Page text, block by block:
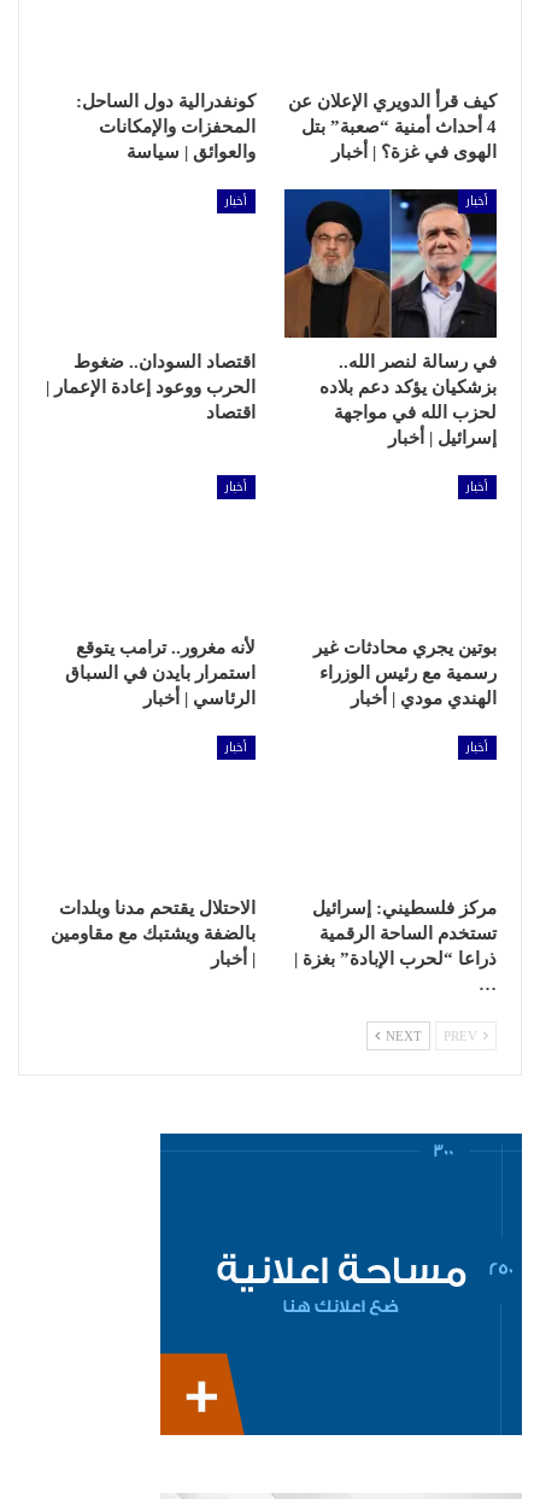
كيف قرأ الدويري الإعلان عن
4 أحداث أمنية “صعبة” بتل
الهوى في غزة؟ | أخبار
كونفدرالية دول الساحل:
المحفزات والإمكانات
والعوائق | سياسة
أخبار
في رسالة لنصر الله..
بزشكيان يؤكد دعم بلاده
لحزب الله في مواجهة
إسرائيل | أخبار
أخبار
اقتصاد السودان.. ضغوط
الحرب ووعود إعادة الإعمار |
اقتصاد
أخبار
بوتين يجري محادثات غير
رسمية مع رئيس الوزراء
الهندي مودي | أخبار
أخبار
لأنه مغرور.. ترامب يتوقع
استمرار بايدن في السباق
الرئاسي | أخبار
أخبار
مركز فلسطيني: إسرائيل
تستخدم الساحة الرقمية
ذراعا “لحرب الإبادة” بغزة |
…
أخبار
الاحتلال يقتحم مدنا وبلدات
بالضفة ويشتبك مع مقاومين
| أخبار
NEXT